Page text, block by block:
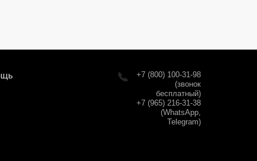
+7 (800) 100-31-98
(звонок
бесплатный)
+7 (965) 216-31-38
(WhatsApp,
Telegram)